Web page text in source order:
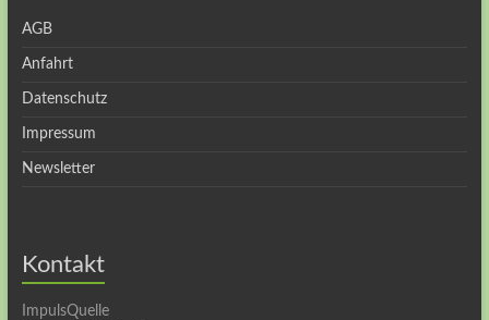
AGB
Anfahrt
Datenschutz
Impressum
Newsletter
Kontakt
ImpulsQuelle